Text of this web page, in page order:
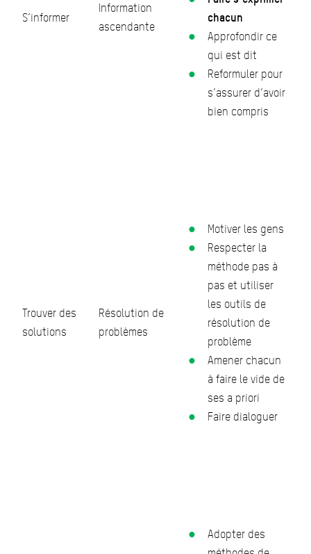
S’informer
Information
ascendante
chacun
Approfondir ce
qui est dit
Reformuler pour
s’assurer d’avoir
bien compris
Trouver des
solutions
Résolution de
problèmes
Motiver les gens
Respecter la
méthode pas à
pas et utiliser
les outils de
résolution de
problème
Amener chacun
à faire le vide de
ses a priori
Faire dialoguer
Adopter des